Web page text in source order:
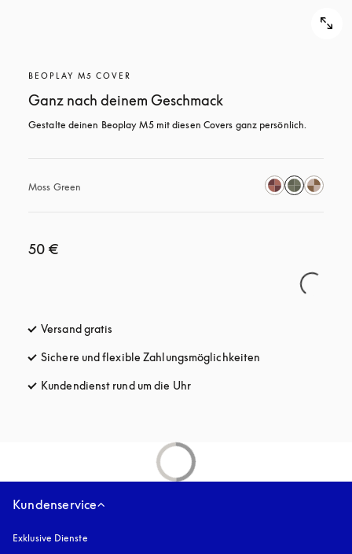
BEOPLAY M5 COVER
Ganz nach deinem Geschmack
Gestalte deinen Beoplay M5 mit diesen Covers ganz persönlich.
Moss Green
50 €
Versand gratis
Sichere und flexible Zahlungsmöglichkeiten
Kundendienst rund um die Uhröffnet sich in einem neuen Tab
Kundenservice
Exklusive Dienste